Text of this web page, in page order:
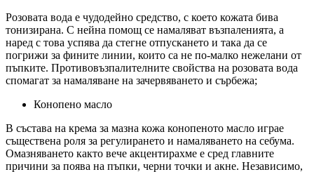
Розовата вода е чудодейно средство, с което кожата бива
тонизирана. С нейна помощ се намаляват възпаленията, а
наред с това успява да стегне отпускането и така да се
погрижи за фините линии, които са не по-малко нежелани от
пъпките. Противовъзпалителните свойства на розовата вода
спомагат за намаляване на зачервяването и сърбежа;
Конопено масло
В състава на крема за мазна кожа конопеното масло играе
съществена роля за регулирането и намаляването на себума.
Омазняването както вече акцентирахме е сред главните
причини за поява на пъпки, черни точки и акне. Независимо,